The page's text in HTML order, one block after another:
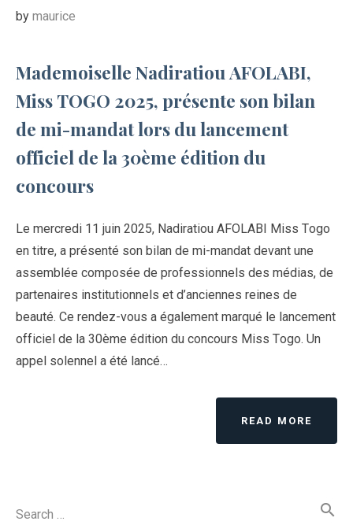
by maurice
Mademoiselle Nadiratiou AFOLABI,
Miss TOGO 2025, présente son bilan
de mi-mandat lors du lancement
officiel de la 30ème édition du
concours
Le mercredi 11 juin 2025, Nadiratiou AFOLABI Miss Togo
en titre, a présenté son bilan de mi-mandat devant une
assemblée composée de professionnels des médias, de
partenaires institutionnels et d’anciennes reines de
beauté. Ce rendez-vous a également marqué le lancement
officiel de la 30ème édition du concours Miss Togo. Un
appel solennel a été lancé…
READ MORE
Search … search